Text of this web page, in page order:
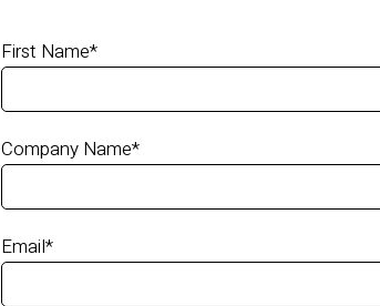
First Name*
Company Name*
Email*